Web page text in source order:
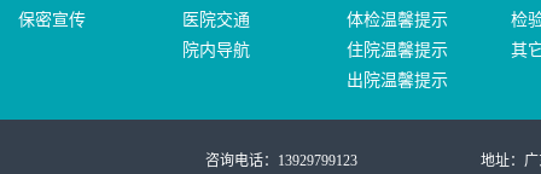
保密宣传
医院交通
院内导航
体检温馨提示
住院温馨提示
出院温馨提示
检
其
咨询电话：13929799123
地址：